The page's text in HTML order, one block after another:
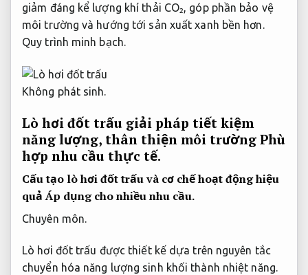
giảm đáng kể lượng khí thải CO₂, góp phần bảo vệ
môi trường và hướng tới sản xuất xanh bền hơn.
Quy trình minh bạch.
Không phát sinh.
Lò hơi đốt trấu giải pháp tiết kiệm
năng lượng, thân thiện môi trường Phù
hợp nhu cầu thực tế.
Cấu tạo lò hơi đốt trấu và cơ chế hoạt động hiệu
quảÁp dụng cho nhiều nhu cầu.
Chuyên môn.
Lò hơi đốt trấu được thiết kế dựa trên nguyên tắc
chuyển hóa năng lượng sinh khối thành nhiệt năng.